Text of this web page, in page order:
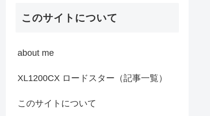
このサイトについて
about me
XL1200CX ロードスター（記事一覧）
このサイトについて